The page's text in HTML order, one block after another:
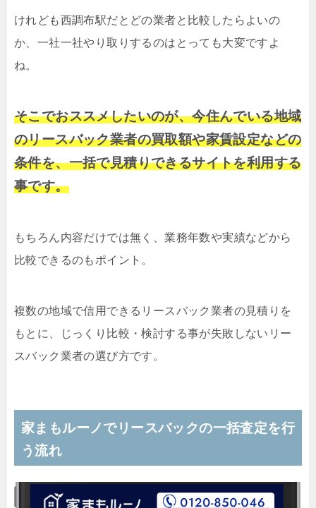
けれども西調布駅だとどの業者と比較したらよいの
か、一社一社やり取りするのはとっても大変ですよ
ね。
そこでおススメしたいのが、今住んでいる地域
のリースバック業者の買取額や家賃設定などの
条件を、一括で見積りできるサイトを利用する
事です。
もちろん内容だけでは無く、業務年数や実績などから
比較できるのもポイント。
複数の地域で信用できるリースバック業者の見積りを
もとに、じっくり比較・検討する事が失敗しないリー
スバック業者の選び方です。
家まもルーノでリースバックの一括査定を行
う流れ